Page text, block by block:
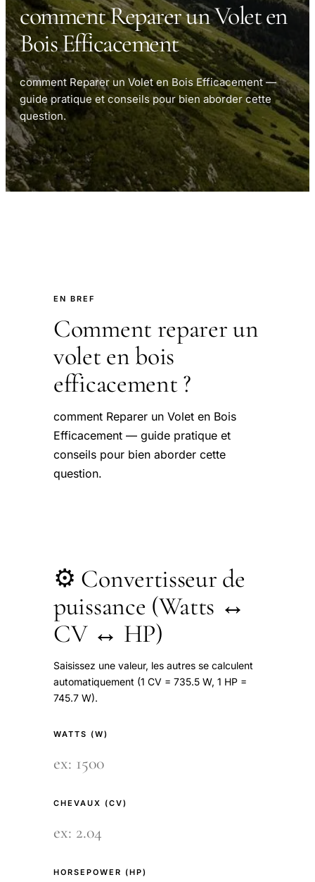
comment Reparer un Volet en
Bois Efficacement
comment Reparer un Volet en Bois Efficacement —
guide pratique et conseils pour bien aborder cette
question.
EN BREF
Comment reparer un
volet en bois
efficacement ?
comment Reparer un Volet en Bois
Efficacement — guide pratique et
conseils pour bien aborder cette
question.
⚙️ Convertisseur de
puissance (Watts ↔
CV ↔ HP)
Saisissez une valeur, les autres se calculent
automatiquement (1 CV = 735.5 W, 1 HP =
745.7 W).
WATTS (W)
CHEVAUX (CV)
HORSEPOWER (HP)